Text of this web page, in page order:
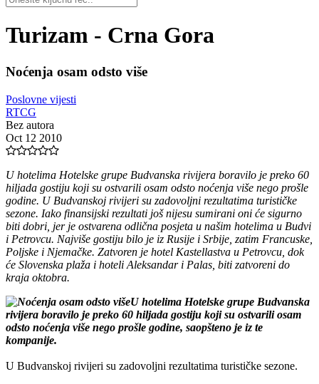
Turizam - Crna Gora
Noćenja osam odsto više
Poslovne vijesti
RTCG
Bez autora
Oct 12 2010
U hotelima Hotelske grupe Budvanska rivijera boravilo je preko 60
hiljada gostiju koji su ostvarili osam odsto noćenja više nego prošle
godine. U Budvanskoj rivijeri su zadovoljni rezultatima turističke
sezone. Iako finansijski rezultati još nijesu sumirani oni će sigurno
biti dobri, jer je ostvarena odlična posjeta u našim hotelima u Budvi
i Petrovcu. Najviše gostiju bilo je iz Rusije i Srbije, zatim Francuske,
Poljske i Njemačke. Zatvoren je hotel Kastellastva u Petrovcu, dok
će Slovenska plaža i hoteli Aleksandar i Palas, biti zatvoreni do
kraja oktobra.
U hotelima Hotelske grupe Budvanska
rivijera boravilo je preko 60 hiljada gostiju koji su ostvarili osam
odsto noćenja više nego prošle godine, saopšteno je iz te
kompanije.
U Budvanskoj rivijeri su zadovoljni rezultatima turističke sezone.